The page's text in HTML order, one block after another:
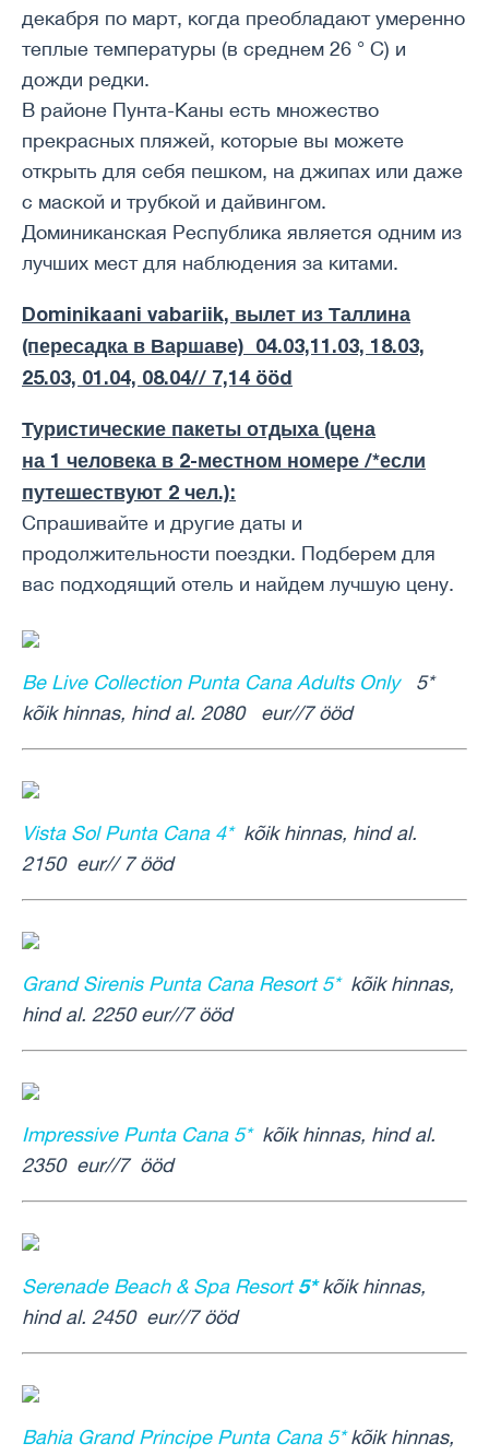
декабря по март, когда преобладают умеренно
теплые температуры (в среднем 26 ° C) и
дожди редки.
В районе Пунта-Каны есть множество
прекрасных пляжей, которые вы можете
открыть для себя пешком, на джипах или даже
с маской и трубкой и дайвингом.
Доминиканская Республика является одним из
лучших мест для наблюдения за китами.
Dominikaani vabariik, вылет из Таллина
(пересадка в Варшаве) 04.03,11.03, 18.03,
25.03, 01.04, 08.04// 7,14 ööd
Туристические пакеты отдыха (цена
на 1 человека в 2-местном номере /*если
путешествуют 2 чел.):
Спрашивайте и другие даты и ​​
продолжительности поездки. Подберем для
вас подходящий отель и найдем лучшую цену.
Be Live Collection Punta Cana Adults Only
5*
kõik hinnas, hind al. 2080 eur//7 ööd
Vista Sol Punta Cana 4*kõik hinnas, hind al.
2150 eur// 7 ööd
Grand Sirenis Punta Cana Resort 5* kõik hinnas,
hind al. 2250 eur//7 ööd
Impressive Punta Cana 5*kõik hinnas, hind al.
2350 eur//7 ööd
Serenade Beach & SpaResort5*kõik hinnas,
hind al. 2450 eur//7 ööd
Bahia Grand Principe Punta Cana 5*kõik hinnas,